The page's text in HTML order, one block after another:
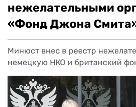
нежелательными
«Фонд Джона
Минюст внес в реестр
немецкую НКО и британский